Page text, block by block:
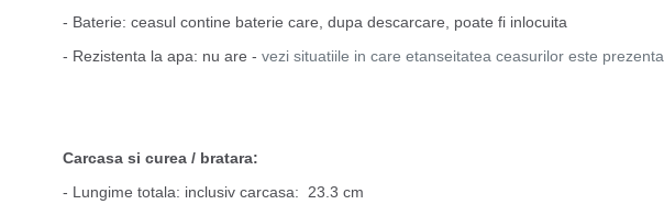
- Baterie: ceasul contine baterie care, dupa descarcare, poate fi inlocuita
- Rezistenta la apa: nu are - vezi situatiile in care etanseitatea ceasurilor este prezenta
Carcasa si curea / bratara:
- Lungime totala: inclusiv carcasa: 23.3 cm